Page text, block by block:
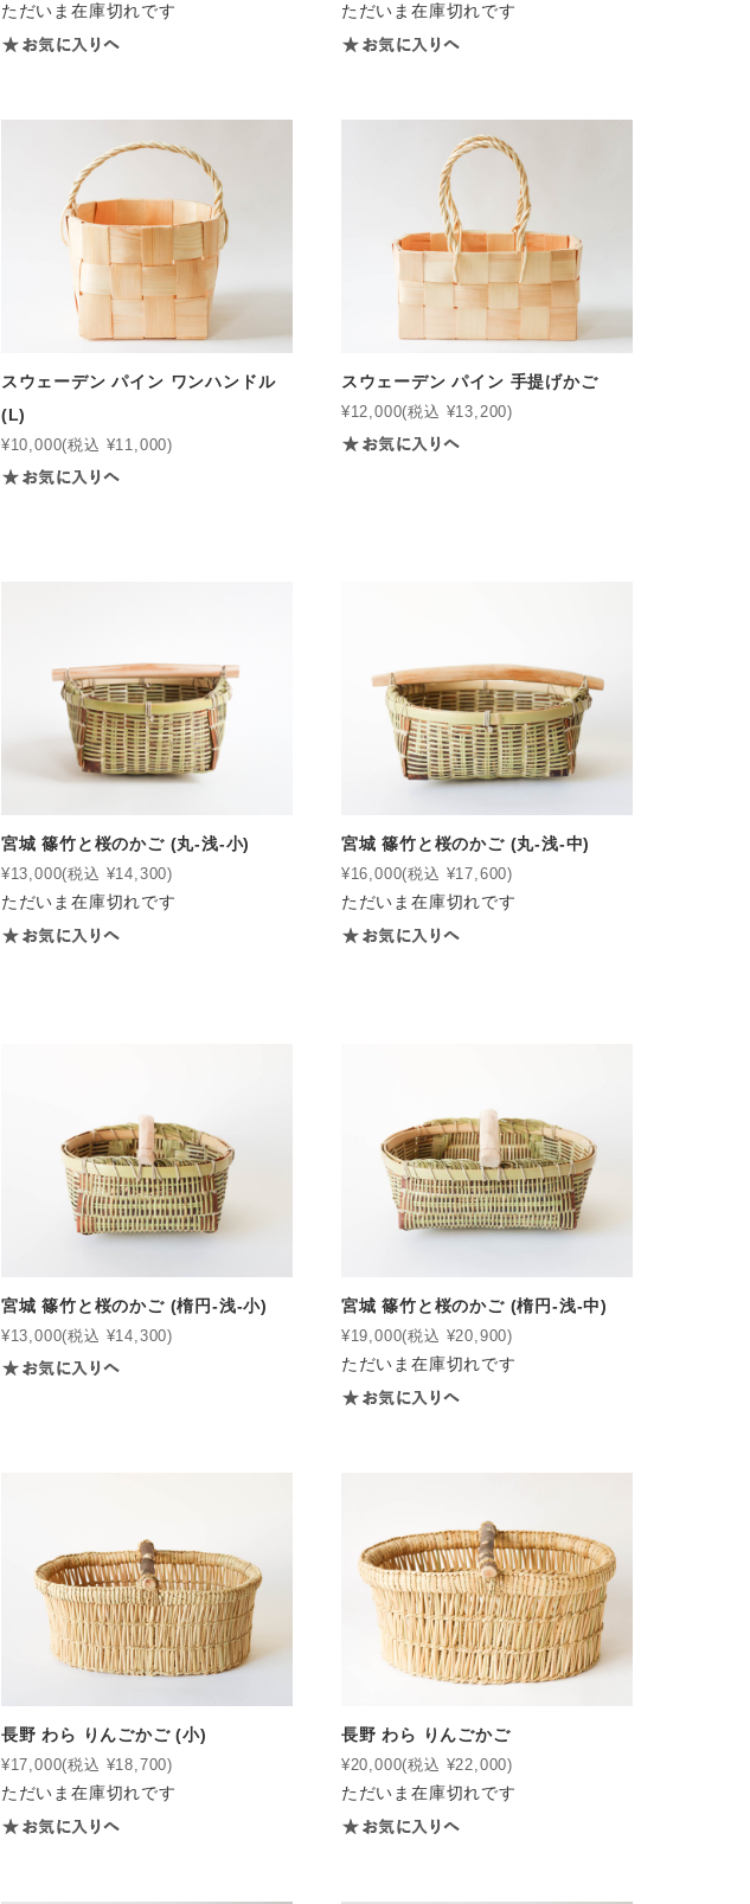
ただいま在庫切れです ただいま在庫切れです
スウェーデン パイン ワンハンドル
(L)
¥10,000(税込 ¥11,000)
スウェーデン パイン 手提げかご
¥12,000(税込 ¥13,200)
宮城 篠竹と桜のかご (丸-浅-小)
¥13,000(税込 ¥14,300)
ただいま在庫切れです
宮城 篠竹と桜のかご (丸-浅-中)
¥16,000(税込 ¥17,600)
ただいま在庫切れです
宮城 篠竹と桜のかご (楕円-浅-小)
¥13,000(税込 ¥14,300)
宮城 篠竹と桜のかご (楕円-浅-中)
¥19,000(税込 ¥20,900)
ただいま在庫切れです
長野 わら りんごかご (小)
¥17,000(税込 ¥18,700)
ただいま在庫切れです
長野 わら りんごかご
¥20,000(税込 ¥22,000)
ただいま在庫切れです